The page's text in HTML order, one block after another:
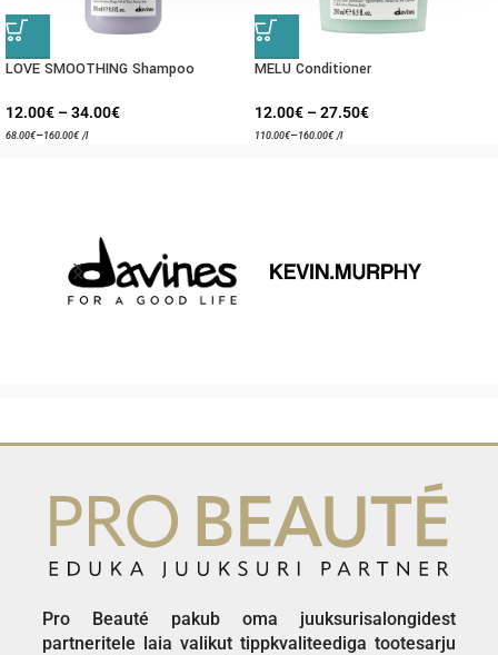
LOVE SMOOTHING Shampoo
12.00€ –34.00€
68.00€–160.00€ /l
MELU Conditioner
12.00€ –27.50€
110.00€–160.00€ /l
Pro Beauté pakub oma juuksurisalongidest
partneritele laia valikut tippkvaliteediga tootesarju